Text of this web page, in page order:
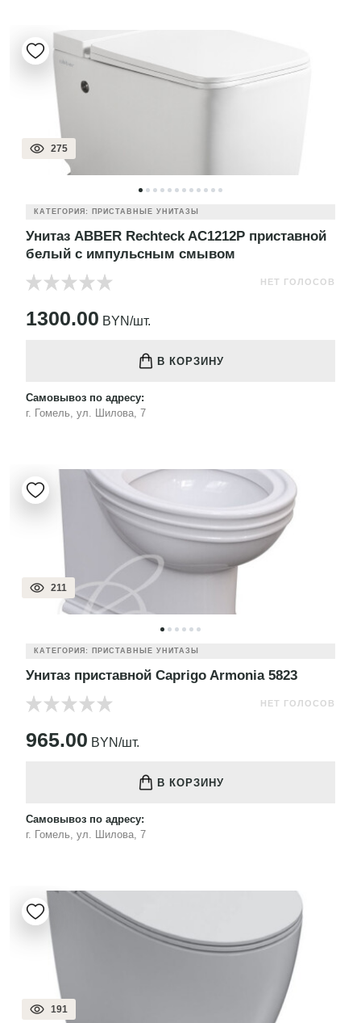
275
КАТЕГОРИЯ: ПРИСТАВНЫЕ УНИТАЗЫ
Унитаз ABBER Rechteck AC1212P приставной
белый с импульсным смывом
НЕТ ГОЛОСОВ
1300.00 BYN/шт.
В КОРЗИНУ
Самовывоз по адресу:
г. Гомель, ул. Шилова, 7
211
КАТЕГОРИЯ: ПРИСТАВНЫЕ УНИТАЗЫ
Унитаз приставной Caprigo Armonia 5823
НЕТ ГОЛОСОВ
965.00 BYN/шт.
В КОРЗИНУ
Самовывоз по адресу:
г. Гомель, ул. Шилова, 7
191